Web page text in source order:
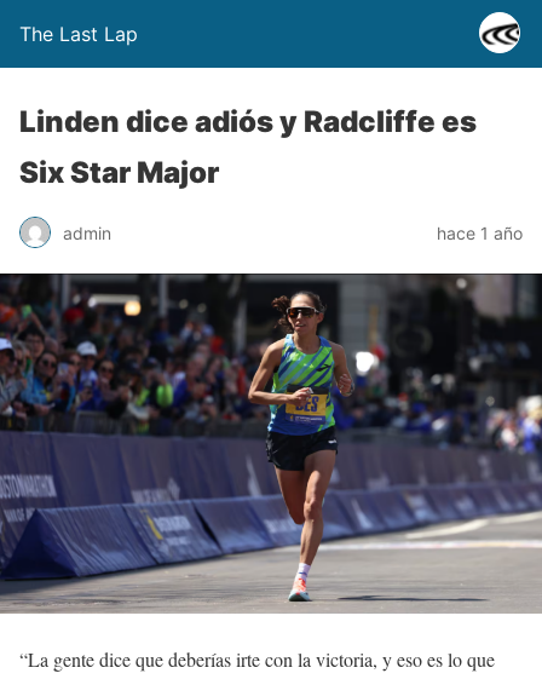
The Last Lap
Linden dice adiós y Radcliffe es
Six Star Major
admin hace 1 año
“La gente dice que deberías irte con la victoria, y eso es lo que